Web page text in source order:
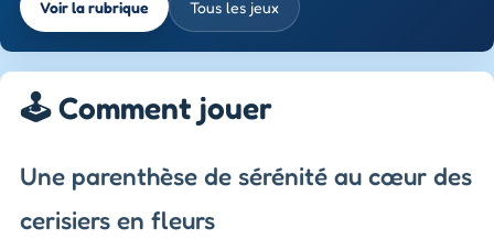
Voir la rubrique Tous les jeux
🕹️ Comment jouer
Une parenthèse de sérénité au cœur des
cerisiers en fleurs